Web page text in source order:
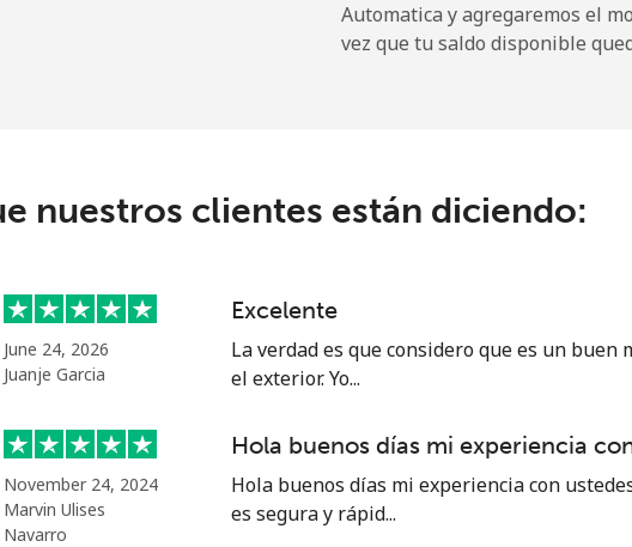
84 min por ⁦£10⁩
Automatica y agregaremos el
vez que tu saldo disponible
nuestros clientes están diciendo:
June 24, 2026
Juanje Garcia
Excelente
La verdad es que considero que es un buen
el exterior. Yo...
November 24, 2024
Marvin Ulises
Navarro
Hola buenos días mi experiencia
Hola buenos días mi experiencia con
es segura y rápid...